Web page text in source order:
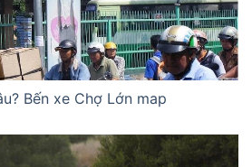
Bến xe Chợ Lớn map